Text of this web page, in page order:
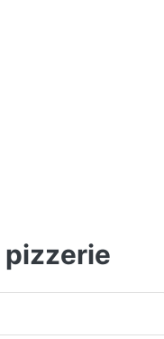
pizzerie